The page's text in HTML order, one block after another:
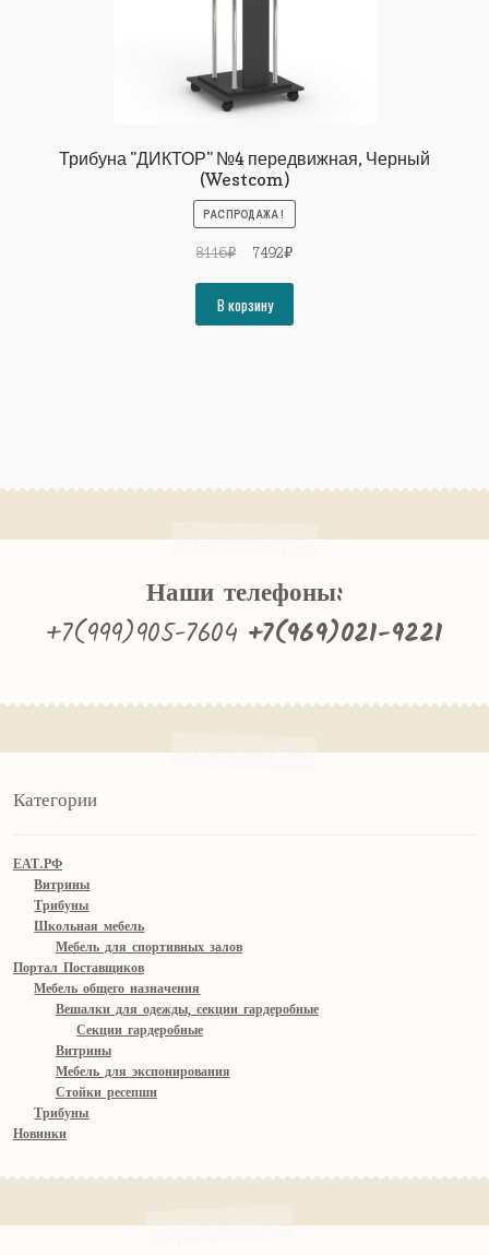
Трибуна "ДИКТОР" №4 передвижная, Черный
(Westcom)
РАСПРОДАЖА!
8116₽
Первоначальная
составляла
8116₽.
7492₽Текущая
В корзину
Наши телефоны:
+7(999)905-7604 +7(969)021-9221
Категории
ЕАТ.РФ
Витрины
Трибуны
Школьная мебель
Мебель для спортивных залов
Портал Поставщиков
Мебель общего назначения
Вешалки для одежды, секции гардеробные
Секции гардеробные
Витрины
Мебель для экспонирования
Стойки ресепшн
Трибуны
Новинки